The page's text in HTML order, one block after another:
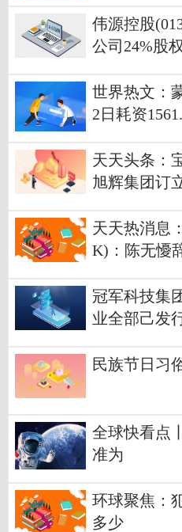
伟源控股
公司24%股
世界热文：
2日耗资
天天头条：
旭辉集团订
天天热消息
K)：陈无懮
冠军科技集
业全部己发
民族节日习
全球快看点
准为
环球聚焦：
多少